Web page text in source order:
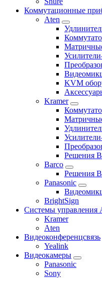
Коммутационные
Aten
KVM
Kramer
Решения
Barco
Решения
Panasonic
BrightSign
Системы управления
Kramer
Aten
Видеоконференцсвязь
Yealink
Видеокамеры
Panasonic
Sony